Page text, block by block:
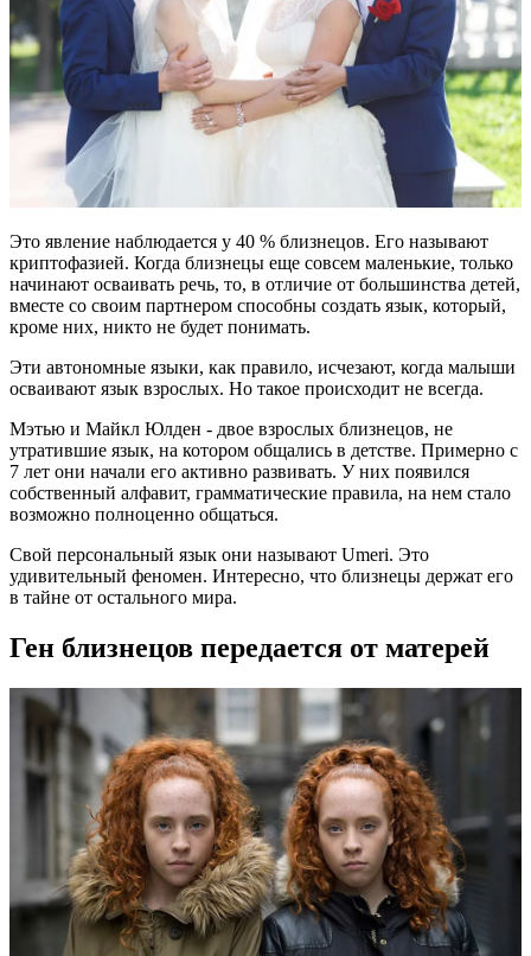
Это явление наблюдается у 40 % близнецов. Его называют
криптофазией. Когда близнецы еще совсем маленькие, только
начинают осваивать речь, то, в отличие от большинства детей,
вместе со своим партнером способны создать язык, который,
кроме них, никто не будет понимать.
Эти автономные языки, как правило, исчезают, когда малыши
осваивают язык взрослых. Но такое происходит не всегда.
Мэтью и Майкл Юлден - двое взрослых близнецов, не
утратившие язык, на котором общались в детстве. Примерно с
7 лет они начали его активно развивать. У них появился
собственный алфавит, грамматические правила, на нем стало
возможно полноценно общаться.
Свой персональный язык они называют Umeri. Это
удивительный феномен. Интересно, что близнецы держат его
в тайне от остального мира.
Ген близнецов передается от матерей